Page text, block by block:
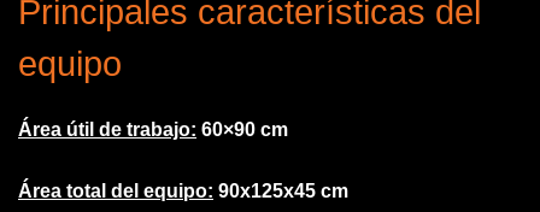
Principales características del
equipo
Área útil de trabajo: 60×90 cm
Área total del equipo: 90x125x45 cm